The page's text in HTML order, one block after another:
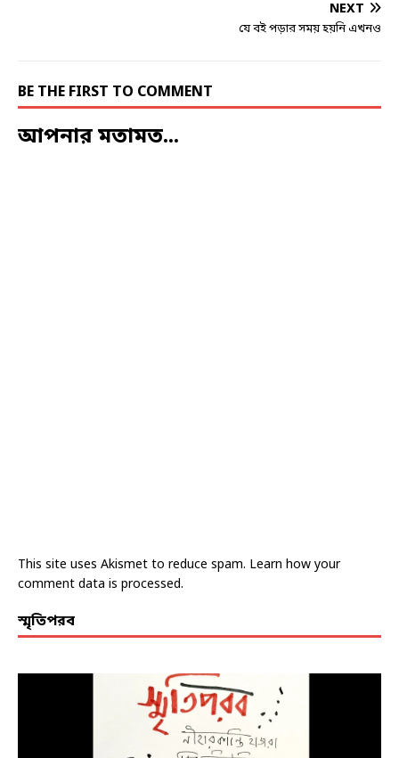
NEXT
যে বই পড়ার সময় হয়নি এখনও
BE THE FIRST TO COMMENT
আপনার মতামত...
This site uses Akismet to reduce spam. Learn how your
comment data is processed.
স্মৃতিপরব